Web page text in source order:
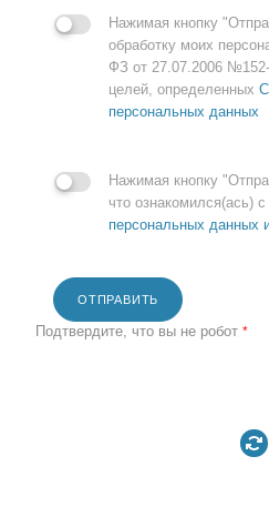
Нажимая кнопку
обработку моих
ФЗ от 27.07.2006
целей, определенных
персональных данных
Нажимая кнопку
что ознакомился(ась) с
персональных данных
ОТПРАВИТЬ
Подтвердите, что вы не робот *